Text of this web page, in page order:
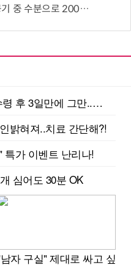
200㎛ 피부 부착 전지 개발